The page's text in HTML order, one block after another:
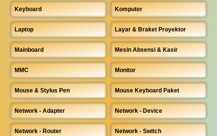
Keyboard Komputer
Laptop Layar & Braket Proyektor
Mainboard Mesin Absensi & Kasir
MMC Monitor
Mouse & Stylus Pen Mouse Keyboard Paket
Network - Adapter Network - Device
Network - Router Network - Switch